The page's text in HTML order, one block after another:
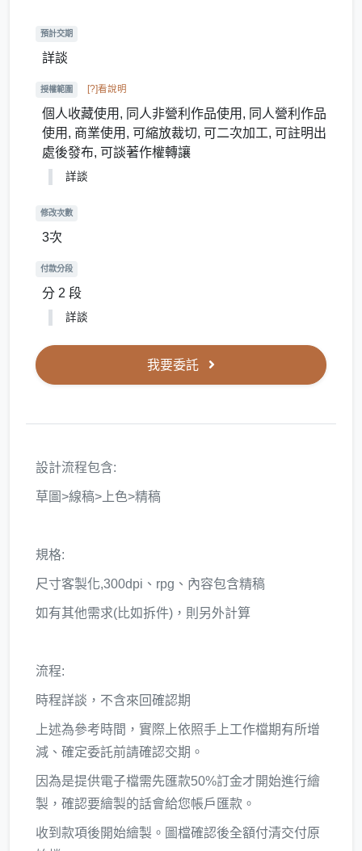
預計交期
詳談
授權範圍 [?]看說明
個人收藏使用, 同人非營利作品使用, 同人營利作品
使用, 商業使用, 可縮放裁切, 可二次加工, 可註明出
處後發布, 可談著作權轉讓
詳談
修改次數
3次
付款分段
分 2 段
詳談
我要委託
設計流程包含:
草圖>線稿>上色>精稿
規格:
尺寸客製化,300dpi、rpg、內容包含精稿
如有其他需求(比如拆件)，則另外計算
流程:
時程詳談，不含來回確認期
上述為參考時間，實際上依照手上工作檔期有所增
減、確定委託前請確認交期。
因為是提供電子檔需先匯款50%訂金才開始進行繪
製，確認要繪製的話會給您帳戶匯款。
收到款項後開始繪製。圖檔確認後全額付清交付原